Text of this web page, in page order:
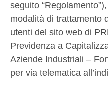
seguito
modalità di trattamento
utenti del sito web di
Previdenza a
Aziende Industriali –
per via telematica